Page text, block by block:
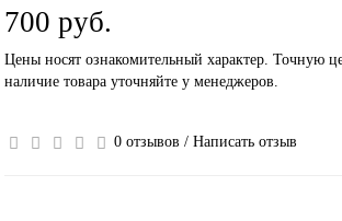
700 руб.
Цены носят ознакомительный характер. Точную
наличие товара уточняйте у менеджеров.
0 отзывов / Написать отзыв